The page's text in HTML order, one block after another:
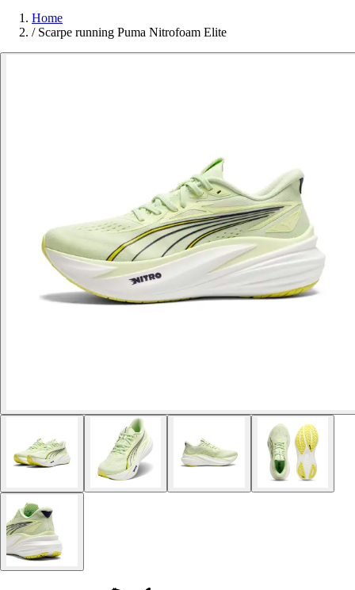
Home
/ Scarpe running Puma Nitrofoam Elite